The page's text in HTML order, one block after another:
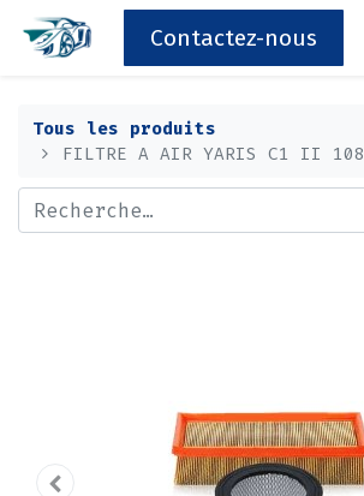
Contactez-nous
Tous les produits
FILTRE A AIR YARIS C1 II 108